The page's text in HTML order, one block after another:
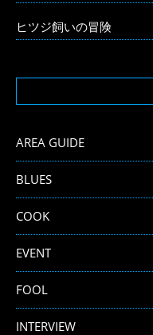
ヒツジ飼いの冒険
AREA GUIDE
BLUES
COOK
EVENT
FOOL
INTERVIEW